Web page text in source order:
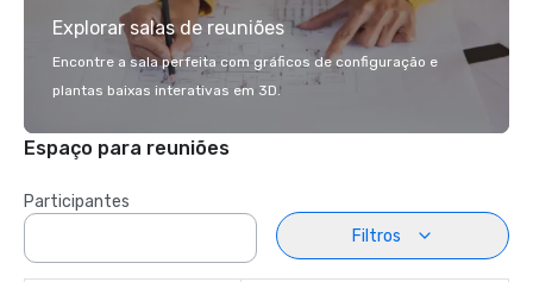
Explorar salas de reuniões
Encontre a sala perfeita com gráficos de configuração e
plantas baixas interativas em 3D.
Espaço para reuniões
Participantes
Filtros